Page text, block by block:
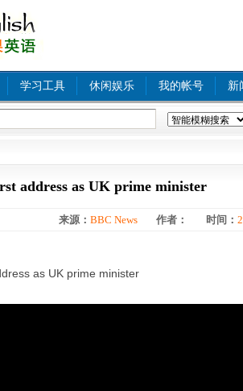
学习工具 休闲娱乐 我的帐号 新
address as UK prime minister
来源： BBC News 作者： 时间：
as UK prime minister